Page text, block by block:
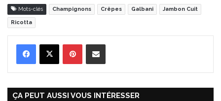
Mots-clés Champignons Crêpes Galbani Jambon Cuit
Ricotta
ÇA PEUT AUSSI VOUS INTÉRESSER